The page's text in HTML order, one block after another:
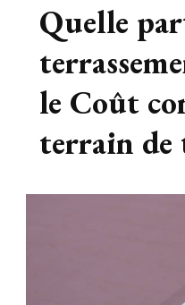
Quelle
le Coût
terrain de